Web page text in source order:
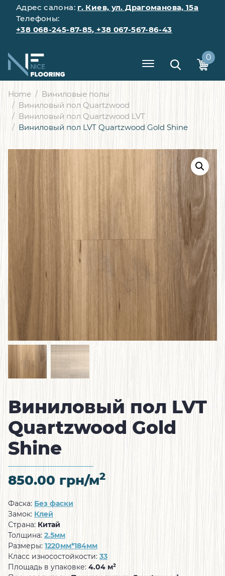
Адрес салона: г. Киев, ул. Драгоманова, 15а
Телефоны:
+38 068-245-87-85, +38 067-567-86-43
0
Home
Виниловые полы
Виниловый пол Quartzwood
Виниловый пол Quartzwood LVT
Виниловый пол LVT Quartzwood Gold Shine
Виниловый пол LVT
Quartzwood Gold
Shine
850.00 грн/м2
Фаска: Без фаски
Замок: Клей
Страна: Китай
Толщина: 2.5мм
Размеры: 1220мм*184мм
Класс износостойкости: 33
Площадь в упаковке: 4.04 м²